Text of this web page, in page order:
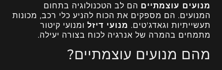
מנועים עוצמתיים הם לב הטכנולוגיה בתחום
המנועים. הם מספקים את הכוח להניע כלי רכב, מכונות
תעשייתיות וגאדג'טים. מנועי דיזל ומנועי קיטור
מתמחים בהמרה של אנרגיה לכוח בצורה יעילה.
מהם מנועים עוצמתיים?